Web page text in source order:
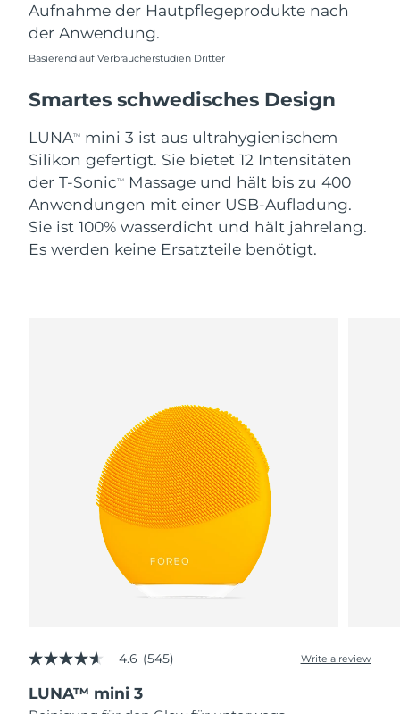
Aufnahme der Hautpflegeprodukte nach
der Anwendung.
Basierend auf Verbraucherstudien Dritter
Smartes schwedisches Design
LUNATM
mini 3 ist aus ultrahygienischem
Silikon gefertigt. Sie bietet 12 Intensitäten
der T-SonicTM
Massage und hält bis zu 400
Anwendungen mit einer USB-Aufladung.
Sie ist 100% wasserdicht und hält jahrelang.
Es werden keine Ersatzteile benötigt.
4.6
of
5
4.6 (545) Write a review
LUNA™ mini 3